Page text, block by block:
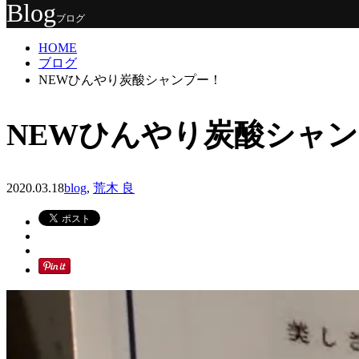
Blogブログ
HOME
ブログ
NEWひんやり炭酸シャンプー！
NEWひんやり炭酸シャ
2020.03.18blog, 荒木 良